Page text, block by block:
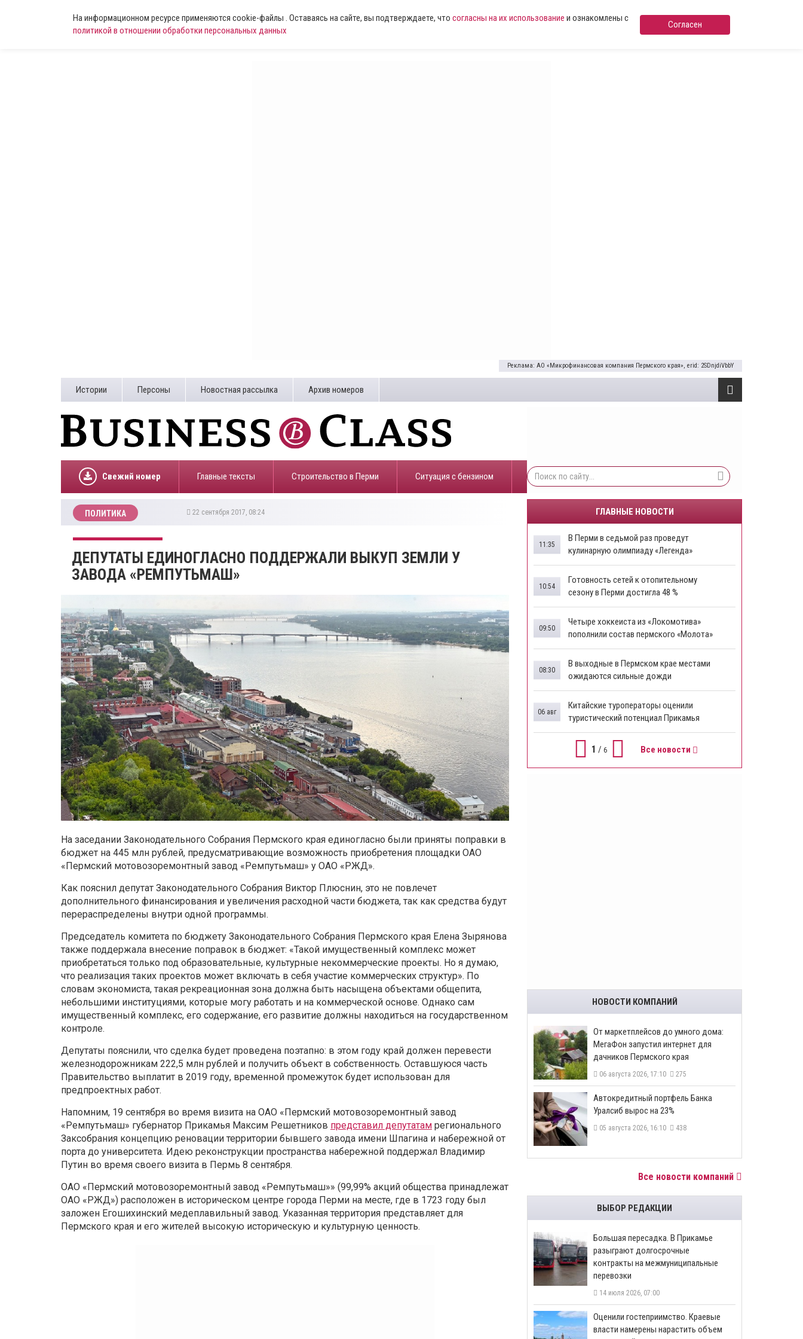
На информационном ресурсе применяются cookie-файлы . Оставаясь на сайте, вы подтверждаете, что согласны на их использование и ознакомлены с
политикой в отношении обработки персональных данных
Согласен
Реклама: АО «Микрофинансовая компания Пермского края», erid: 2SDnjdiVbbY
Истории Персоны Новостная рассылка Архив номеров
Свежий номер Главные тексты Строительство в Перми ​Ситуация с бензином
ПОЛИТИКА 22 сентября 2017, 08:24
ДЕПУТАТЫ ЕДИНОГЛАСНО ПОДДЕРЖАЛИ ВЫКУП ЗЕМЛИ У
ЗАВОДА «РЕМПУТЬМАШ»
На заседании Законодательного Собрания Пермского края единогласно были приняты поправки в
бюджет на 445 млн рублей, предусматривающие возможность приобретения площадки ОАО
«Пермский мотовозоремонтный завод «Ремпутьмаш» у ОАО «РЖД».
Как пояснил депутат Законодательного Собрания Виктор Плюснин, это не повлечет
дополнительного финансирования и увеличения расходной части бюджета, так как средства будут
перераспределены внутри одной программы.
Председатель комитета по бюджету Законодательного Собрания Пермского края Елена Зырянова
также поддержала внесение поправок в бюджет: «Такой имущественный комплекс может
приобретаться только под образовательные, культурные некоммерческие проекты. Но я думаю,
что реализация таких проектов может включать в себя участие коммерческих структур». По
словам экономиста, такая рекреационная зона должна быть насыщена объектами общепита,
небольшими институциями, которые могу работать и на коммерческой основе. Однако сам
имущественный комплекс, его содержание, его развитие должны находиться на государственном
контроле.
Депутаты пояснили, что сделка будет проведена поэтапно: в этом году край должен перевести
железнодорожникам 222,5 млн рублей и получить объект в собственность. Оставшуюся часть
Правительство выплатит в 2019 году, временной промежуток будет использован для
предпроектных работ.
Напомним, 19 сентября во время визита на ОАО «Пермский мотовозоремонтный завод
«Ремпутьмаш» губернатор Прикамья Максим Решетников представил депутатам регионального
Заксобрания концепцию реновации территории бывшего завода имени Шпагина и набережной от
порта до университета. Идею реконструкции пространства набережной поддержал Владимир
Путин во время своего визита в Пермь 8 сентября.
ОАО «Пермский мотовозоремонтный завод «Ремпутьмаш»» (99,99% акций общества принадлежат
ОАО «РЖД») расположен в историческом центре города Перми на месте, где в 1723 году был
заложен Егошихинский медеплавильный завод. Указанная территория представляет для
Пермского края и его жителей высокую историческую и культурную ценность.
ГЛАВНЫЕ НОВОСТИ
В Перми в седьмой раз проведут
кулинарную олимпиаду «Легенда»
11:35
Готовность сетей к отопительному
сезону в Перми достигла 48 %
10:54
Четыре хоккеиста из «Локомотива»
пополнили состав пермского «Молота»
09:50
В выходные в Пермском крае местами
ожидаются сильные дожди
08:30
Китайские туроператоры оценили
туристический потенциал Прикамья
06 авг
1 / 6 Все новости
НОВОСТИ КОМПАНИЙ
От маркетплейсов до умного дома:
МегаФон запустил интернет для
дачников Пермского края
06 августа 2026, 17:10 275
​Автокредитный портфель Банка
Уралсиб вырос на 23%
05 августа 2026, 16:10 438
Все новости компаний
ВЫБОР РЕДАКЦИИ
Большая пересадка. В Прикамье
разыграют долгосрочные
контракты на межмуниципальные
перевозки
14 июля 2026, 07:00
Оценили гостеприимство. Краевые
власти намерены нарастить объем